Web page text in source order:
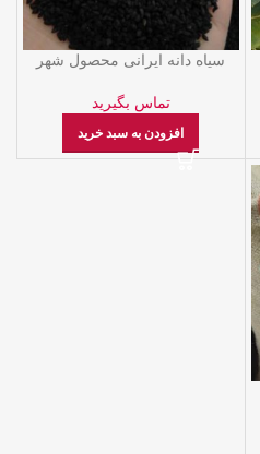
سیاه دانه ایرانی محصول شهر
تماس بگیرید
افزودن به سبد خرید